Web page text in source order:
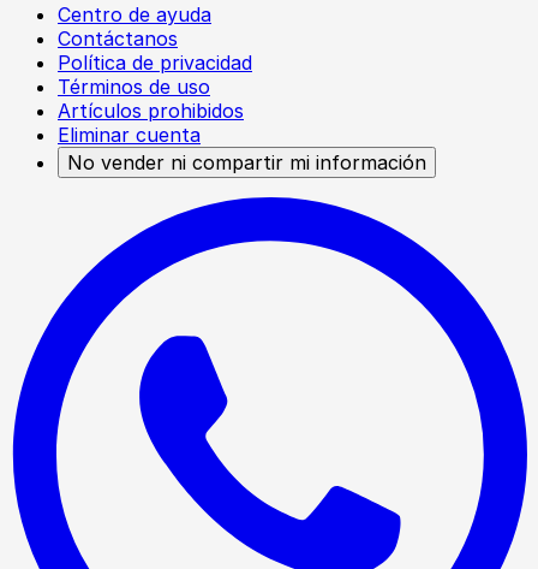
Centro de ayuda
Contáctanos
Política de privacidad
Términos de uso
Artículos prohibidos
Eliminar cuenta
No vender ni compartir mi información